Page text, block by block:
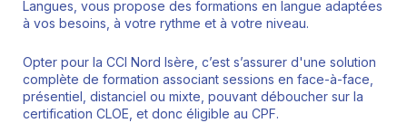
Langues, vous propose des formations en langue adaptées
à vos besoins, à votre rythme et à votre niveau.
Opter pour la CCI Nord Isère, c’est s’assurer d'une solution
complète de formation associant sessions en face-à-face,
présentiel, distanciel ou mixte, pouvant déboucher sur la
certification CLOE, et donc éligible au CPF.